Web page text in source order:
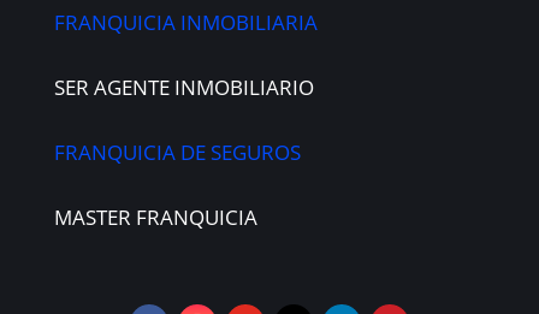
FRANQUICIA INMOBILIARIA
SER AGENTE INMOBILIARIO
FRANQUICIA DE SEGUROS
MASTER FRANQUICIA